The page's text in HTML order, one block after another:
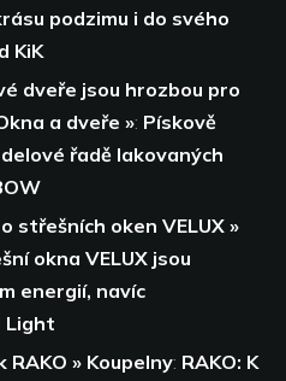
podzimu i do svého
KiK
dveře jsou hrozbou pro
a dveře »: Pískově
řadě lakovaných
střešních oken VELUX »
okna VELUX jsou
energií, navíc
Light
» Koupelny: RAKO: K